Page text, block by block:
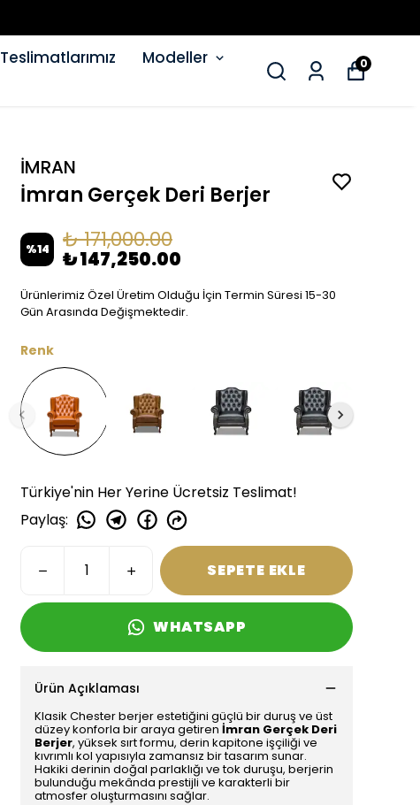
Teslimatlarımız
Modeller
0
İMRAN
İmran Gerçek Deri Berjer
%14 ₺ 171,000.00
₺ 147,250.00
Ürünlerimiz Özel Üretim Olduğu İçin Termin Süresi 15-30
Gün Arasında Değişmektedir.
Renk
Türkiye'nin Her Yerine Ücretsiz Teslimat!
Paylaş:
SEPETE EKLE
WHATSAPP
Ürün Açıklaması
Klasik Chester berjer estetiğini güçlü bir duruş ve üst
düzey konforla bir araya getiren İmran Gerçek Deri
Berjer, yüksek sırt formu, derin kapitone işçiliği ve
kıvrımlı kol yapısıyla zamansız bir tasarım sunar.
Hakiki derinin doğal parlaklığı ve tok duruşu, berjerin
bulunduğu mekânda prestijli ve karakterli bir
atmosfer oluşturmasını sağlar.